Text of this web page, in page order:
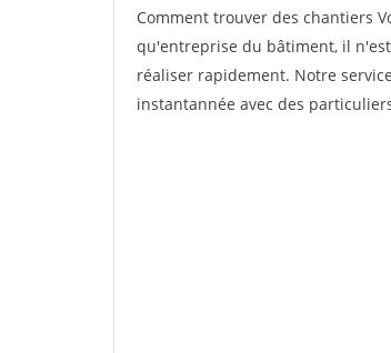
Comment trouver des chantiers
qu'entreprise du bâtiment, il
réaliser rapidement. Notre
instantannée avec des